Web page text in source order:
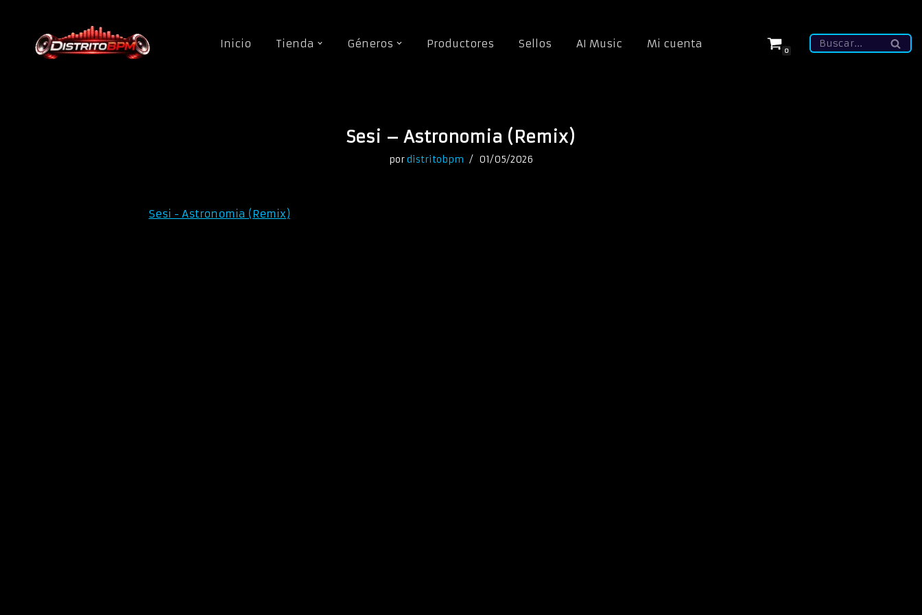
Inicio
Tienda Géneros Productores Sellos AI Music Mi cuenta
0
Sesi – Astronomia (Remix)
pordistritobpm 01/05/2026
Sesi - Astronomia (Remix)